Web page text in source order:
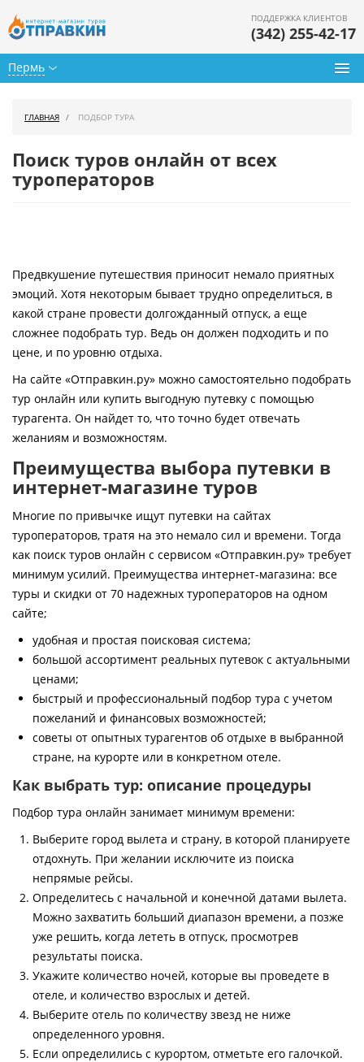
Пермь
ПОДДЕРЖКА КЛИЕНТОВ
(342) 255-42-17
Горящие туры
Страны
Как купить
Контакты
ГЛАВНАЯ ПОДБОР ТУРА
Поиск туров онлайн от всех
туроператоров
Предвкушение путешествия приносит немало приятных
эмоций. Хотя некоторым бывает трудно определиться, в
какой стране провести долгожданный отпуск, а еще
сложнее подобрать тур. Ведь он должен подходить и по
цене, и по уровню отдыха.
На сайте «Отправкин.ру» можно самостоятельно подобрать
тур онлайн или купить выгодную путевку с помощью
турагента. Он найдет то, что точно будет отвечать
желаниям и возможностям.
Преимущества выбора путевки в
интернет-магазине туров
Многие по привычке ищут путевки на сайтах
туроператоров, тратя на это немало сил и времени. Тогда
как поиск туров онлайн с сервисом «Отправкин.ру» требует
минимум усилий. Преимущества интернет-магазина: все
туры и скидки от 70 надежных туроператоров на одном
сайте;
удобная и простая поисковая система;
большой ассортимент реальных путевок с актуальными
ценами;
быстрый и профессиональный подбор тура с учетом
пожеланий и финансовых возможностей;
советы от опытных турагентов об отдыхе в выбранной
стране, на курорте или в конкретном отеле.
Как выбрать тур: описание процедуры
Подбор тура онлайн занимает минимум времени:
Выберите город вылета и страну, в которой планируете
отдохнуть. При желании исключите из поиска
непрямые рейсы.
Определитесь с начальной и конечной датами вылета.
Можно захватить больший диапазон времени, а позже
уже решить, когда лететь в отпуск, просмотрев
результаты поиска.
Укажите количество ночей, которые вы проведете в
отеле, и количество взрослых и детей.
Выберите отель по количеству звезд не ниже
определенного уровня.
Если определились с курортом, отметьте его галочкой.